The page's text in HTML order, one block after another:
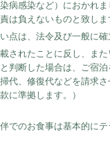
病感染など）におかれ
は負えないものと致しま
点は、法令及び一般に
されたことに反し、ま
判断した場合は、ご宿
代、修復代などを請求
に準拠します。）
でのお食事は基本的にテ